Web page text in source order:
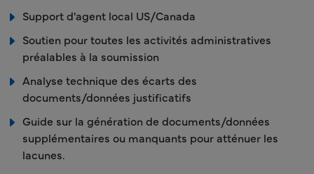
Support d'agent local US/Canada
Soutien pour toutes les activités administratives
préalables à la soumission
Analyse technique des écarts des
documents/données justificatifs
Guide sur la génération de documents/données
supplémentaires ou manquants pour atténuer les
lacunes.